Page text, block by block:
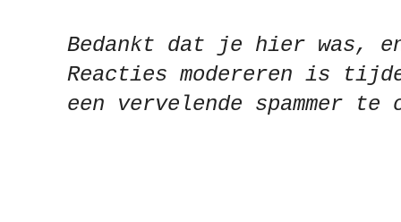
Bedankt dat je hier was,
Reacties modereren is
een vervelende spammer te